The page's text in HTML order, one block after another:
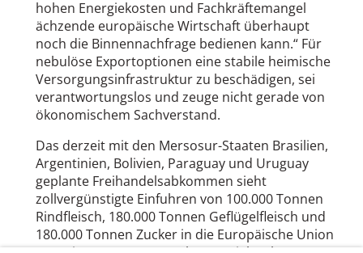
hohen Energiekosten und Fachkräftemangel
ächzende europäische Wirtschaft überhaupt
noch die Binnennachfrage bedienen kann.“ Für
nebulöse Exportoptionen eine stabile heimische
Versorgungsinfrastruktur zu beschädigen, sei
verantwortungslos und zeuge nicht gerade von
ökonomischem Sachverstand.
Das derzeit mit den Mersosur-Staaten Brasilien,
Argentinien, Bolivien, Paraguay und Uruguay
geplante Freihandelsabkommen sieht
zollvergünstigte Einfuhren von 100.000 Tonnen
Rindfleisch, 180.000 Tonnen Geflügelfleisch und
180.000 Tonnen Zucker in die Europäische Union